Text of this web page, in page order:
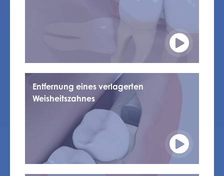
Entfernung eines verlagerten
Weisheitszahnes